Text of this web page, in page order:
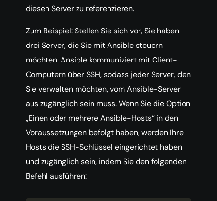
diesen Server zu referenzieren.
Zum Beispiel: Stellen Sie sich vor, Sie haben
drei Server, die Sie mit Ansible steuern
möchten. Ansible kommuniziert mit Client-
Computern über SSH, sodass jeder Server, den
Sie verwalten möchten, vom Ansible-Server
aus zugänglich sein muss. Wenn Sie die Option
„Einen oder mehrere Ansible-Hosts“ in den
Voraussetzungen befolgt haben, werden Ihre
Hosts die SSH-Schlüssel eingerichtet haben
und zugänglich sein, indem Sie den folgenden
Befehl ausführen: